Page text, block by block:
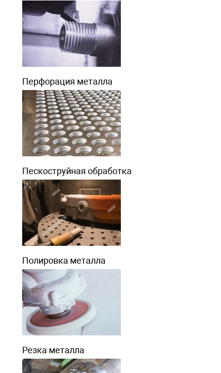
Перфорация металла
Пескоструйная обработка
Полировка металла
Резка металла